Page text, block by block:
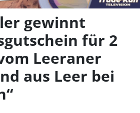
gewinnt
für 2
Leeraner
aus Leer bei